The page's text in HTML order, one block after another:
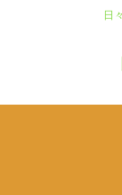
日